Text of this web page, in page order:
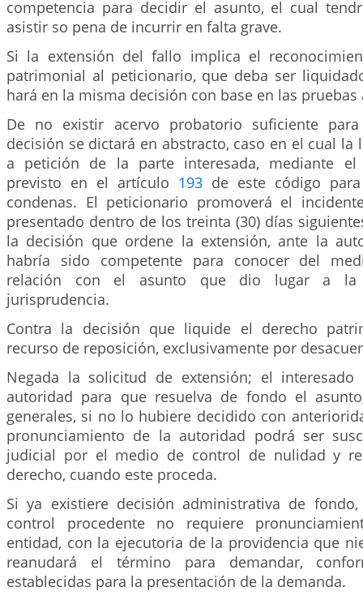
competencia para decidir el asunto, el cual
asistir so pena de incurrir en falta grave.
Si la extensión del fallo implica el
patrimonial al peticionario, que deba ser
hará en la misma decisión con base en las pruebas
De no existir acervo probatorio suficiente
decisión se dictará en abstracto, caso en el cual la
a petición de la parte interesada, mediante el
previsto en el artículo 193 de este código
condenas. El peticionario promoverá el
presentado dentro de los treinta (30) días
la decisión que ordene la extensión, ante la
habría sido competente para conocer del
relación con el asunto que dio lugar a la
jurisprudencia.
Contra la decisión que liquide el derecho
recurso de reposición, exclusivamente por
Negada la solicitud de extensión; el
autoridad para que resuelva de fondo el
generales, si no lo hubiere decidido con
pronunciamiento de la autoridad podrá ser
judicial por el medio de control de nulidad y
derecho, cuando este proceda.
Si ya existiere decisión administrativa de
control procedente no requiere
entidad, con la ejecutoria de la providencia que
reanudará el término para demandar,
establecidas para la presentación de la demanda.